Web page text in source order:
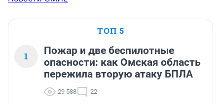
ТОП 5
1
Пожар и две беспилотные
опасности: как Омская область
пережила вторую атаку БПЛА
29 588 22